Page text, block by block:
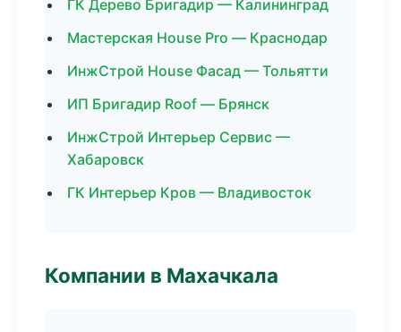
ГК Дерево Бригадир — Калининград
Мастерская House Pro — Краснодар
ИнжСтрой House Фасад — Тольятти
ИП Бригадир Roof — Брянск
ИнжСтрой Интерьер Сервис —
Хабаровск
ГК Интерьер Кров — Владивосток
Компании в Махачкала